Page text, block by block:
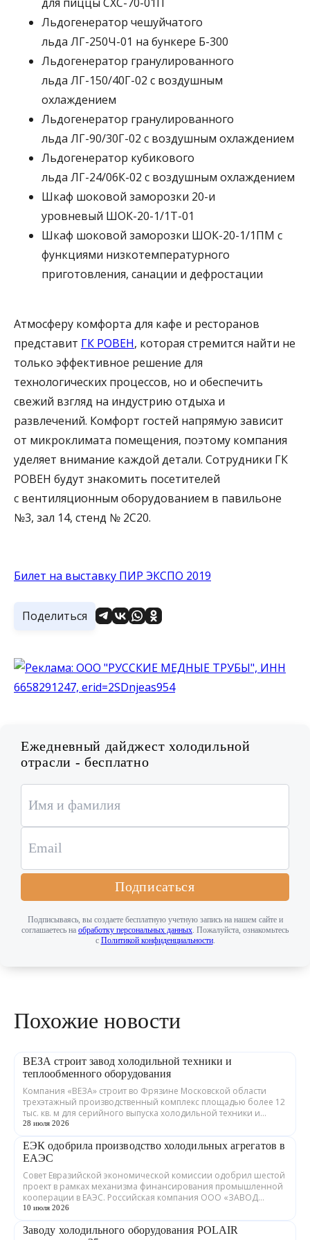
Льдогенератор чешуйчатого
льда ЛГ-250Ч-01 на бункере Б-300
Льдогенератор гранулированного
льда ЛГ-150/40Г-02 с воздушным
охлаждением
Льдогенератор гранулированного
льда ЛГ-90/30Г-02 с воздушным охлаждением
Льдогенератор кубикового
льда ЛГ-24/06К-02 с воздушным охлаждением
Шкаф шоковой заморозки 20-и
уровневый ШОК-20-1/1Т-01
Шкаф шоковой заморозки ШОК-20-1/1ПМ с
функциями низкотемпературного
приготовления, санации и дефростации
Атмосферу комфорта для кафе и ресторанов
представит ГК РОВЕН, которая стремится найти не
только эффективное решение для
технологических процессов, но и обеспечить
свежий взгляд на индустрию отдыха и
развлечений. Комфорт гостей напрямую зависит
от микроклимата помещения, поэтому компания
уделяет внимание каждой детали. Сотрудники ГК
РОВЕН будут знакомить посетителей
с вентиляционным оборудованием в павильоне
№3, зал 14, стенд № 2C20.
Билет на выставку ПИР ЭКСПО 2019
Поделиться
Ежедневный дайджест холодильной
отрасли - бесплатно
Подписаться
Подписываясь, вы создаете бесплатную учетную запись на нашем сайте и
соглашаетесь на обработку персональных данных . Пожалуйста, ознакомьтесь
с Политикой конфиденциальности.
Похожие новости
ВЕЗА строит завод холодильной техники и
теплообменного оборудования
Компания «ВЕЗА» строит во Фрязине Московской области
трехэтажный производственный комплекс площадью более 12
тыс. кв. м для серийного выпуска холодильной техники и
теплообменного оборудования. ...
28 июля 2026
ЕЭК одобрила производство холодильных агрегатов в
ЕАЭС
Совет Евразийской экономической комиссии одобрил шестой
проект в рамках механизма финансирования промышленной
кооперации в ЕАЭС. Российская компания ООО «ЗАВОД
ГРАДИЕНТ» совместно с предприятия...
10 июля 2026
Заводу холодильного оборудования POLAIR